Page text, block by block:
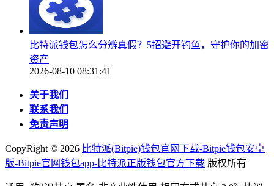
比特派钱包怎么分辨真假？5招避开钓鱼，守护你的加密
资产
2026-08-10 08:31:41
关于我们
联系我们
免责声明
CopyRight © 2026 比特派(Bitpie)钱包官网下载-Bitpie钱包安卓
版-Bitpie官网钱包app-比特派正版钱包官方下载 版权所有